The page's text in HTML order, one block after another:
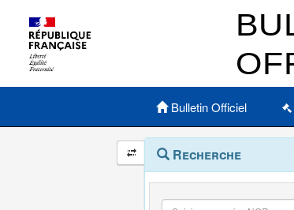
Menu principal
Bulletin Officiel
Navigation
et
outils
annexes
Menu
contextuel
Recherche